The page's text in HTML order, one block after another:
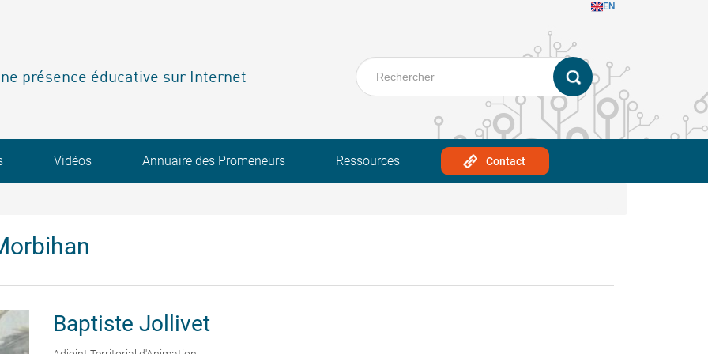
EN
présence éducative sur Internet
Vidéos Annuaire des Promeneurs Ressources Contact
Baptiste Jollivet